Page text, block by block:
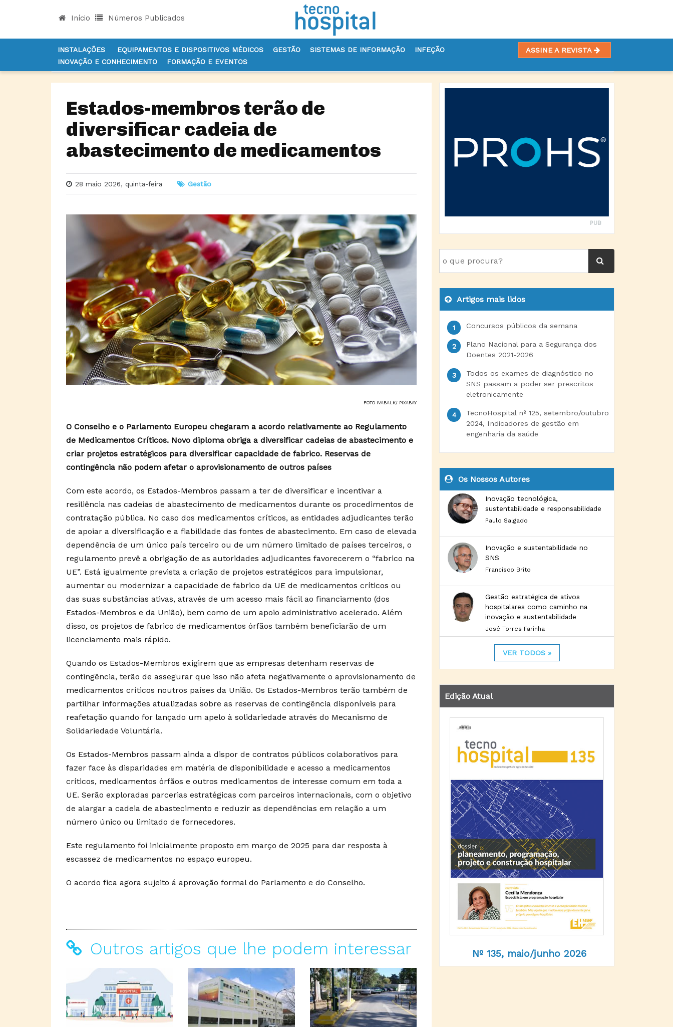
Início Números Publicados
INSTALAÇÕES EQUIPAMENTOS E DISPOSITIVOS MÉDICOS GESTÃO SISTEMAS DE INFORMAÇÃO
INFEÇÃO
INOVAÇÃO E CONHECIMENTO
FORMAÇÃO E EVENTOS
ASSINE A REVISTA
INÍCIO NOTÍCIAS GESTÃO ESTADOS-MEMBROS TERÃO DE DIVERSIFICAR CADEIA DE ABASTECIMENTO DE MEDICAMENTOS
Estados-membros terão de
diversificar cadeia de
abastecimento de medicamentos
28 maio 2026, quinta-feira Gestão
FOTO IVABALK/ PIXABAY
O Conselho e o Parlamento Europeu chegaram a acordo relativamente ao Regulamento
de Medicamentos Críticos. Novo diploma obriga a diversificar cadeias de abastecimento e
criar projetos estratégicos para diversificar capacidade de fabrico. Reservas de
contingência não podem afetar o aprovisionamento de outros países
Com este acordo, os Estados-Membros passam a ter de diversificar e incentivar a
resiliência nas cadeias de abastecimento de medicamentos durante os procedimentos de
contratação pública. No caso dos medicamentos críticos, as entidades adjudicantes terão
de apoiar a diversificação e a fiabilidade das fontes de abastecimento. Em caso de elevada
dependência de um único país terceiro ou de um número limitado de países terceiros, o
regulamento prevê a obrigação de as autoridades adjudicantes favorecerem o “fabrico na
UE”. Está igualmente prevista a criação de projetos estratégicos para impulsionar,
aumentar ou modernizar a capacidade de fabrico da UE de medicamentos críticos ou
das suas substâncias ativas, através de um acesso mais fácil ao financiamento (dos
Estados-Membros e da União), bem como de um apoio administrativo acelerado. Além
disso, os projetos de fabrico de medicamentos órfãos também beneficiarão de um
licenciamento mais rápido.
Quando os Estados-Membros exigirem que as empresas detenham reservas de
contingência, terão de assegurar que isso não afeta negativamente o aprovisionamento de
medicamentos críticos noutros países da União. Os Estados-Membros terão também de
partilhar informações atualizadas sobre as reservas de contingência disponíveis para
reafetação quando for lançado um apelo à solidariedade através do Mecanismo de
Solidariedade Voluntária.
Os Estados-Membros passam ainda a dispor de contratos públicos colaborativos para
fazer face às disparidades em matéria de disponibilidade e acesso a medicamentos
críticos, medicamentos órfãos e outros medicamentos de interesse comum em toda a
UE. Serão exploradas parcerias estratégicas com parceiros internacionais, com o objetivo
de alargar a cadeia de abastecimento e reduzir as dependências em relação a um
número único ou limitado de fornecedores.
Este regulamento foi inicialmente proposto em março de 2025 para dar resposta à
escassez de medicamentos no espaço europeu.
O acordo fica agora sujeito á aprovação formal do Parlamento e do Conselho.
Outros artigos que lhe podem interessar
PUB
Artigos mais lidos
Concursos públicos da semana
Plano Nacional para a Segurança dos
Doentes 2021-2026
Todos os exames de diagnóstico no
SNS passam a poder ser prescritos
eletronicamente
TecnoHospital nº 125, setembro/outubro
2024, Indicadores de gestão em
engenharia da saúde
Os Nossos Autores
Inovação tecnológica,
sustentabilidade e responsabilidade
Paulo Salgado
Inovação e sustentabilidade no
SNS
Francisco Brito
Gestão estratégica de ativos
hospitalares como caminho na
inovação e sustentabilidade
José Torres Farinha
VER TODOS »
Edição Atual
Nº 135, maio/junho 2026